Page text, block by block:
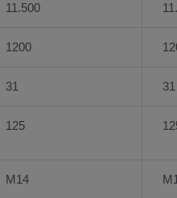
11.500
1200
31
125
M14
31